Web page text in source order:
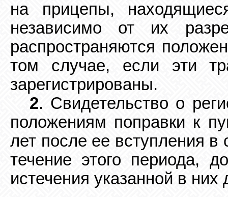
на прицепы,
независимо от их
распространяются
том случае, если эти
зарегистрированы.
2. Свидетельство о
положениям поправки к
лет после ее вступления
течение этого периода,
истечения указанной в